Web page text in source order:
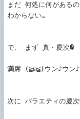
まだ 何処に何がある
わからない…
で、 まず 真・慶次�
満席 (≧ω≦)ウン♪ウン♪
次に バラエティの慶